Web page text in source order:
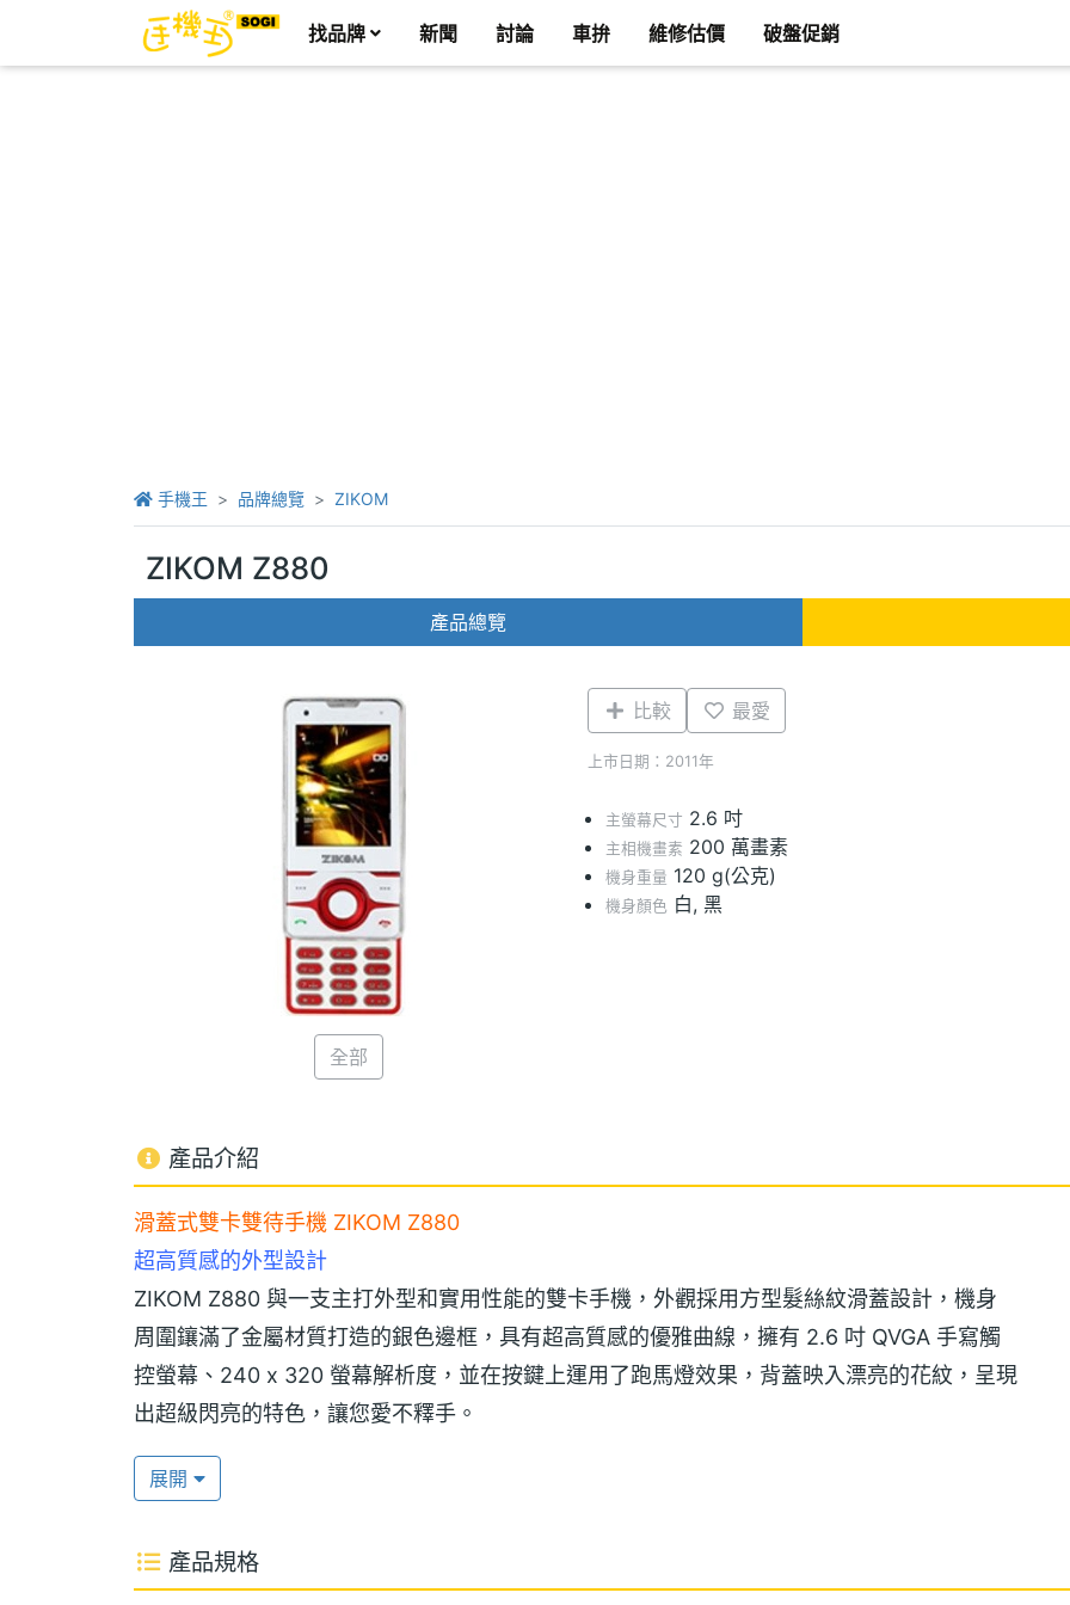
找品牌 新聞 討論 車拚 維修估價 破盤促銷
手機王 品牌總覽 ZIKOM
ZIKOM Z880
產品總覽
全部
比較 最愛
上市日期：2011年
主螢幕尺寸 2.6 吋
主相機畫素 200 萬畫素
機身重量 120 g(公克)
機身顏色 白, 黑
產品介紹
滑蓋式雙卡雙待手機 ZIKOM Z880
超高質感的外型設計
ZIKOM Z880 與一支主打外型和實用性能的雙卡手機，外觀採用方型髮絲紋滑蓋設計，機身
周圍鑲滿了金屬材質打造的銀色邊框，具有超高質感的優雅曲線，擁有 2.6 吋 QVGA 手寫觸
控螢幕、240 x 320 螢幕解析度，並在按鍵上運用了跑馬燈效果，背蓋映入漂亮的花紋，呈現
出超級閃亮的特色，讓您愛不釋手。
GSM 雙卡雙待和獨家操作介面
ZIKOM Z880 可支援兩個 GSM 門號同時待機，可以設定其中一張 SIM 卡為預設主要撥打電
話、發送訊息及上網門號，依個人喜好，自行選擇合適的 SIM 卡門號使用，方便管理通話
展開
產品規格